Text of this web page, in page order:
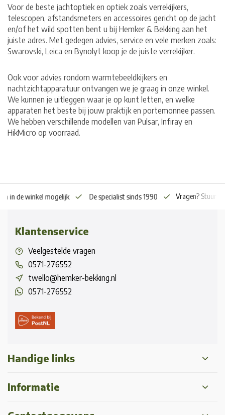
Voor de beste jachtoptiek en optiek zoals verrekijkers,
telescopen, afstandsmeters en accessoires gericht op de jacht
en/of het wild spotten bent u bij Hemker & Bekking aan het
juiste adres. Met gedegen advies, service en vele merken zoals:
Swarovski, Leica en Bynolyt koop je de juiste verrekijker.
Ook voor advies rondom warmtebeeldkijkers en
nachtzichtapparatuur ontvangen we je graag in onze winkel.
We kunnen je uitleggen waar je op kunt letten, en welke
apparaten het beste bij jouw praktijk en portemonnee passen.
We hebben verschillende modellen van Pulsar, Infiray en
HikMicro op voorraad.
in de winkel mogelijk De specialist sinds 1990 Vragen? Stuur
Klantenservice
Veelgestelde vragen
0571-276552
twello@hemker-bekking.nl
0571-276552
Handige links
Informatie